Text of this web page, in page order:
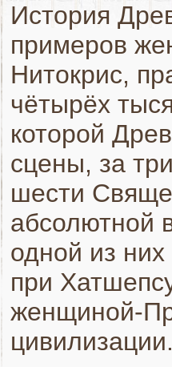
История
примеров
Нитокрис,
чётырёх
которой
сцены, за
шести
абсолютной
одной из
при
женщиной-
цивилизации.